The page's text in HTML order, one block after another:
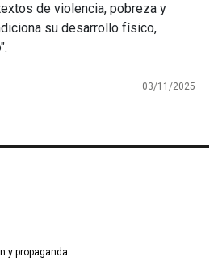
de violencia, pobreza y
su desarrollo físico,
03/11/2025
y propaganda: